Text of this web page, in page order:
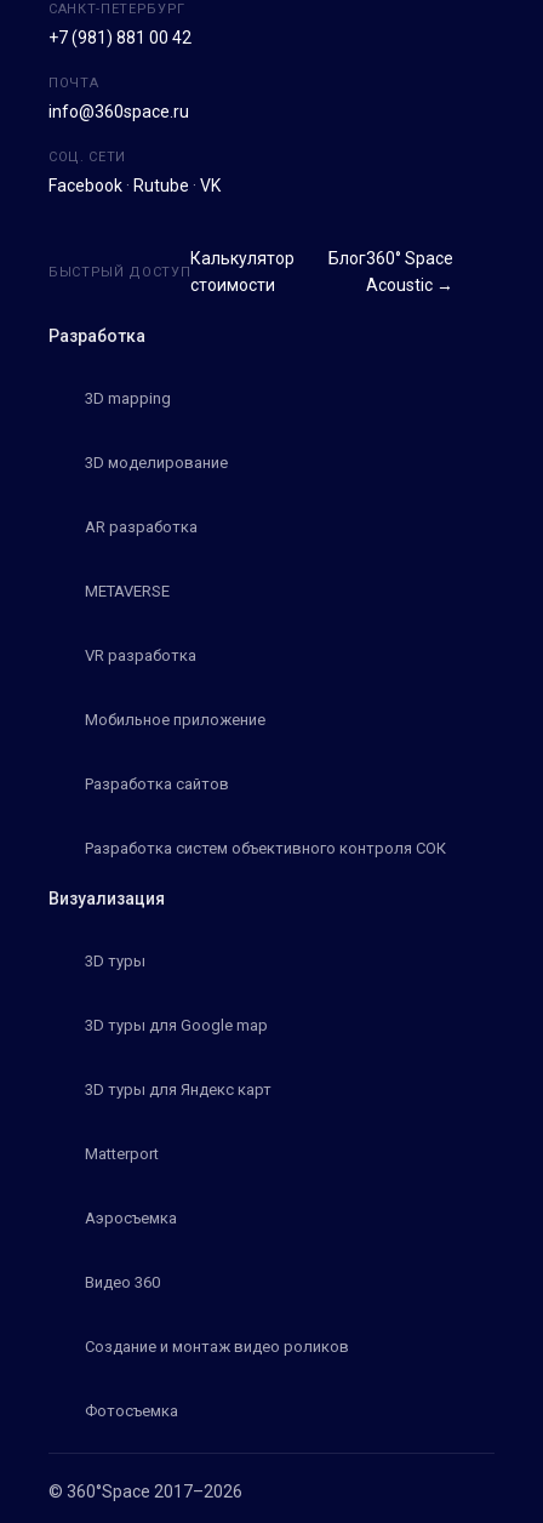
© 360°Space 2017–2026
САНКТ-ПЕТЕРБУРГ
+7 (981) 881 00 42
ПОЧТА
info@360space.ru
СОЦ. СЕТИ
Facebook · Rutube · VK
Разработка
3D mapping
3D моделирование
AR разработка
METAVERSE
VR разработка
Мобильное приложение
Разработка сайтов
Разработка систем объективного контроля СОК
Визуализация
3D туры
3D туры для Google map
3D туры для Яндекс карт
Matterport
Аэросъемка
Видео 360
Создание и монтаж видео роликов
Фотосъемка
БЫСТРЫЙ ДОСТУП
Калькулятор
стоимости
Блог360° Space
Acoustic →